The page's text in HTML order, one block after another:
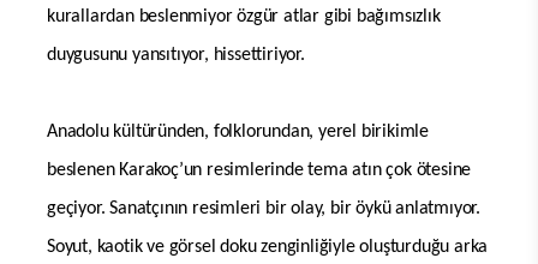
kurallardan beslenmiyor özgür atlar gibi bağımsızlık
duygusunu yansıtıyor, hissettiriyor.
Anadolu kültüründen, folklorundan, yerel birikimle
beslenen Karakoç’un resimlerinde tema atın çok ötesine
geçiyor. Sanatçının resimleri bir olay, bir öykü anlatmıyor.
Soyut, kaotik ve görsel doku zenginliğiyle oluşturduğu arka